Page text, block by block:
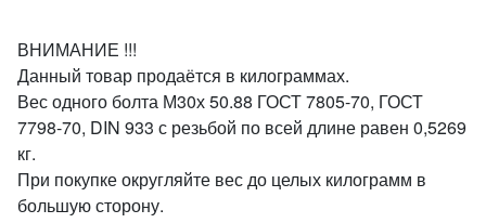
ВНИМАНИЕ !!!
Данный товар продаётся в килограммах.
Вес одного болта М30х 50.88 ГОСТ 7805-70, ГОСТ
7798-70, DIN 933 с резьбой по всей длине равен 0,5269
кг.
При покупке округляйте вес до целых килограмм в
большую сторону.